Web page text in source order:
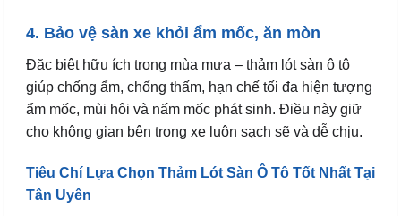
4. Bảo vệ sàn xe khỏi ẩm mốc, ăn mòn
Đặc biệt hữu ích trong mùa mưa – thảm lót sàn ô tô
giúp chống ẩm, chống thấm, hạn chế tối đa hiện tượng
ẩm mốc, mùi hôi và nấm mốc phát sinh. Điều này giữ
cho không gian bên trong xe luôn sạch sẽ và dễ chịu.
Tiêu Chí Lựa Chọn Thảm Lót Sàn Ô Tô Tốt Nhất Tại
Tân Uyên